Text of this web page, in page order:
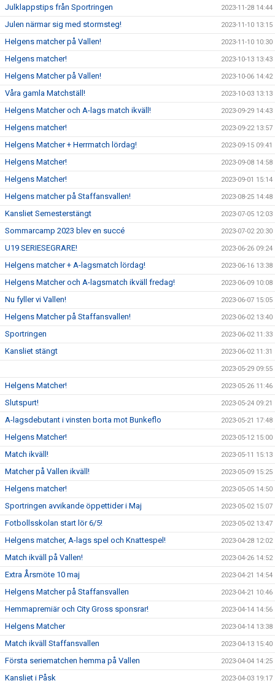
Julklappstips från Sportringen 2023-11-28 14:44
Julen närmar sig med stormsteg! 2023-11-10 13:15
Helgens matcher på Vallen! 2023-11-10 10:30
Helgens matcher! 2023-10-13 13:43
Helgens Matcher på Vallen! 2023-10-06 14:42
Våra gamla Matchställ! 2023-10-03 13:13
Helgens Matcher och A-lags match ikväll! 2023-09-29 14:43
Helgens matcher! 2023-09-22 13:57
Helgens Matcher + Herrmatch lördag! 2023-09-15 09:41
Helgens Matcher! 2023-09-08 14:58
Helgens Matcher! 2023-09-01 15:14
Helgens matcher på Staffansvallen! 2023-08-25 14:48
Kansliet Semesterstängt 2023-07-05 12:03
Sommarcamp 2023 blev en succé 2023-07-02 20:30
U19 SERIESEGRARE! 2023-06-26 09:24
Helgens matcher + A-lagsmatch lördag! 2023-06-16 13:38
Helgens Matcher och A-lagsmatch ikväll fredag! 2023-06-09 10:08
Nu fyller vi Vallen! 2023-06-07 15:05
Helgens Matcher på Staffansvallen! 2023-06-02 13:40
Sportringen 2023-06-02 11:33
Kansliet stängt 2023-06-02 11:31
2023-05-29 09:55
Helgens Matcher! 2023-05-26 11:46
Slutspurt! 2023-05-24 09:21
A-lagsdebutant i vinsten borta mot Bunkeflo 2023-05-21 17:48
Helgens Matcher! 2023-05-12 15:00
Match ikväll! 2023-05-11 15:13
Matcher på Vallen ikväll! 2023-05-09 15:25
Helgens matcher! 2023-05-05 14:50
Sportringen avvikande öppettider i Maj 2023-05-02 15:07
Fotbollsskolan start lör 6/5! 2023-05-02 13:47
Helgens matcher, A-lags spel och Knattespel! 2023-04-28 12:02
Match ikväll på Vallen! 2023-04-26 14:52
Extra Årsmöte 10 maj 2023-04-21 14:54
Helgens Matcher på Staffansvallen 2023-04-21 10:46
Hemmapremiär och City Gross sponsrar! 2023-04-14 14:56
Helgens Matcher 2023-04-14 13:38
Match ikväll Staffansvallen 2023-04-13 15:40
Första seriematchen hemma på Vallen 2023-04-04 14:25
Kansliet i Påsk 2023-04-03 19:17